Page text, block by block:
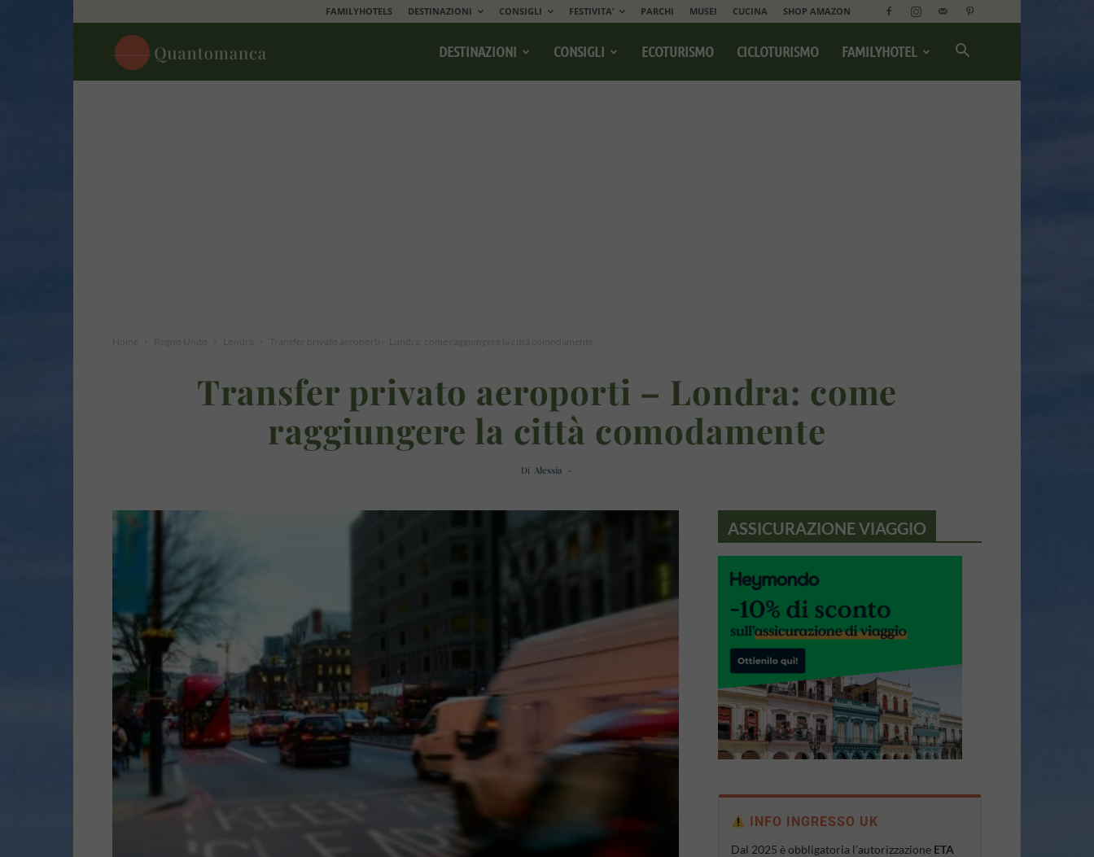
FAMILYHOTELS DESTINAZIONI CONSIGLI FESTIVITA’ PARCHI MUSEI CUCINA SHOP AMAZON
DESTINAZIONI CONSIGLI ECOTURISMO CICLOTURISMO FAMILYHOTEL
Transfer privato aeroporti – Londra: come
raggiungere la città comodamente
Di Alessia -
ASSICURAZIONE VIAGGIO
INFO INGRESSO UK
Dal 2025 è obbligatoria l’autorizzazione ETA